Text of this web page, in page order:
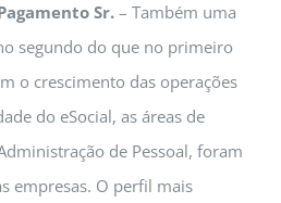
Sr. – Também uma
segundo do que no primeiro
o crescimento das operações
do eSocial, as áreas de
de Pessoal, foram
empresas. O perfil mais